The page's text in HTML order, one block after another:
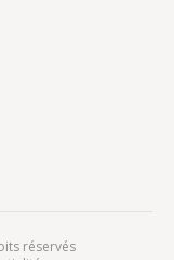
réservés